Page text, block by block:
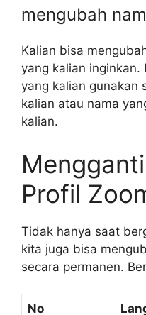
mengubah
Kalian bisa
yang kalian inginkan.
yang kalian gunakan
kalian atau nama
kalian.
Profil
Tidak hanya saat
kita juga bisa
secara permanen.
No